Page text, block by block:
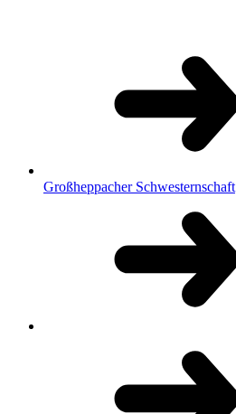
Großheppacher Schwesternschaft